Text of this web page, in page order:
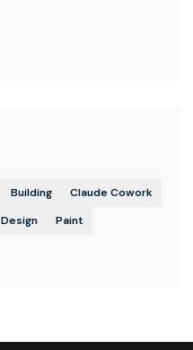
Building
Claude Cowork
Design Paint